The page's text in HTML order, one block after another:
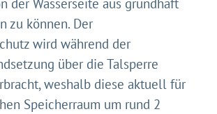
zu können. Der
wird während der
über die Talsperre
weshalb diese aktuell für
Speicherraum um rund 2
los!
möchten wir moderne Web-